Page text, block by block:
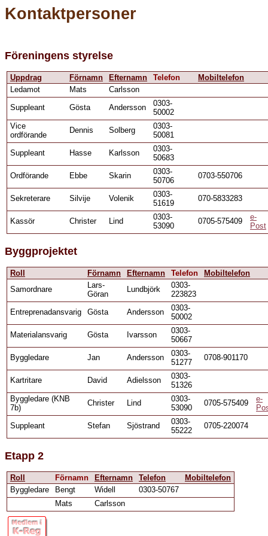
Kontaktpersoner
Föreningens styrelse
Uppdrag Förnamn Efternamn Telefon
Mobiltelefon
Ledamot
Mats
Carlsson
Suppleant
Gösta Andersson
0303-
50002
Vice
ordförande
Dennis Solberg
0303-
50081
Suppleant
Hasse Karlsson
0303-
50683
Ordförande
Ebbe Skarin
0303-
50706
0703-550706
Sekreterare Silvije Volenik
0303-
51619
070-5833283
Kassör Christer Lind
0303-
53090
0705-575409
e-
Post
Byggprojektet
Roll Förnamn Efternamn Telefon
Mobiltelefon
Samordnare
Lars-
Göran
Lundbjörk
0303-
223823
Entreprenadansvarig
Gösta Andersson
0303-
50002
Materialansvarig
Gösta Ivarsson
0303-
50667
Byggledare
Jan Andersson
0303-
51277
0708-901170
Kartritare David Adielsson
0303-
51326
Byggledare (KNB
7b)
Christer Lind
0303-
53090
0705-575409
e-
Suppleant
Stefan Sjöstrand
0303-
55222
0705-220074
Etapp 2
Roll Förnamn Efternamn Telefon
Mobiltelefon
Byggledare
Bengt Widell
0303-50767
Mats
Carlsson